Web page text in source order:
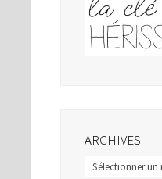
ARCHIVES
Archives